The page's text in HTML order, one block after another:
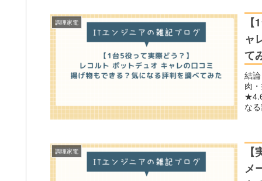
調理家電
ャ
て
結
肉
な
調理家電
メ